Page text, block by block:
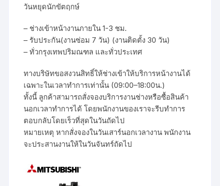
วันหยุดนักขัตฤกษ์
– ช่างเข้าหน้างานภายใน 1-3 ชม.
– รับประกัน(งานซ่อม 7 วัน) (งานติดตั้ง 30 วัน)
– ทั่วกรุงเทพปริมณฑล และทั่วประเทศ
ทางบริษัทขอสงวนสิทธิ์ให้ช่างเข้าให้บริการหน้างานได้
เฉพาะในเวลาทำการเท่านั้น (09:00–18:00น.)
ทั้งนี้ ลูกค้าสามารถสั่งจองบริการงานช่างหรือซื้อสินค้า
นอกเวลาทำการได้ โดยพนักงานของเราจะรีบทำการ
ตอบกลับโดยเร็วที่สุดในวันถัดไป
หมายเหตุ หากสั่งจองในวันเสาร์นอกเวลางาน พนักงาน
จะประสานงานให้ในวันจันทร์ถัดไป